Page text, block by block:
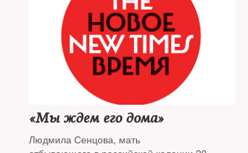
«Мы ждем его дома»
Людмила Сенцова, мать